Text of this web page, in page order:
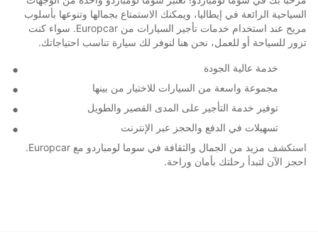
السياحية الرائعة في إيطاليا، ويمكنك الاستمتاع بجمالها وتنوعها بأسلوب
مريح عند استخدام خدمات تأجير السيارات من Europcar. سواء كنت
تزور للسياحة أو للعمل، نحن هنا لنوفر لك سيارة تناسب احتياجاتك.
خدمة عالية الجودة
مجموعة واسعة من السيارات للاختيار من بينها
توفير خدمة التأجير على المدى القصير والطويل
تسهيلات في الدفع والحجز عبر الإنترنت
استكشف مزيد من الجمال والثقافة في سوما لومباردو مع Europcar.
احجز الآن لتبدأ رحلتك بأمان وراحة.